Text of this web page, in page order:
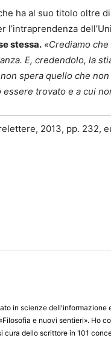
ha al suo titolo oltre
stessa. «Crediamo
E, credendolo, la
spera quello che
trovato e a cui
2013, pp. 232,
in scienze dell'informazione
e nuovi sentieri». Ho
cura dello scrittore in 101